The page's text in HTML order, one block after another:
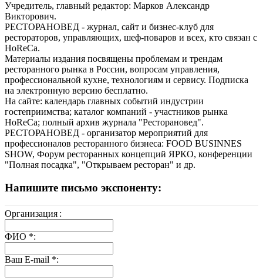
Учредитель, главный редактор: Марков Александр
Викторович.
РЕСТОРАНОВЕД - журнал, сайт и бизнес-клуб для
рестораторов, управляющих, шеф-поваров и всех, кто связан с
HoReCa.
Материалы издания посвящены проблемам и трендам
ресторанного рынка в России, вопросам управления,
профессиональной кухне, технологиям и сервису. Подписка
на электронную версию бесплатно.
На сайте: календарь главных событий индустрии
гостеприимства; каталог компаний - участников рынка
HoReCa; полный архив журнала "Ресторановед".
РЕСТОРАНОВЕД - организатор мероприятий для
профессионалов ресторанного бизнеса: FOOD BUSINNES
SHOW, Форум ресторанных концепций ЯРКО, конференции
"Полная посадка", "Открываем ресторан" и др.
Напишите письмо экспоненту:
Организация :
ФИО *:
Ваш E-mail *: